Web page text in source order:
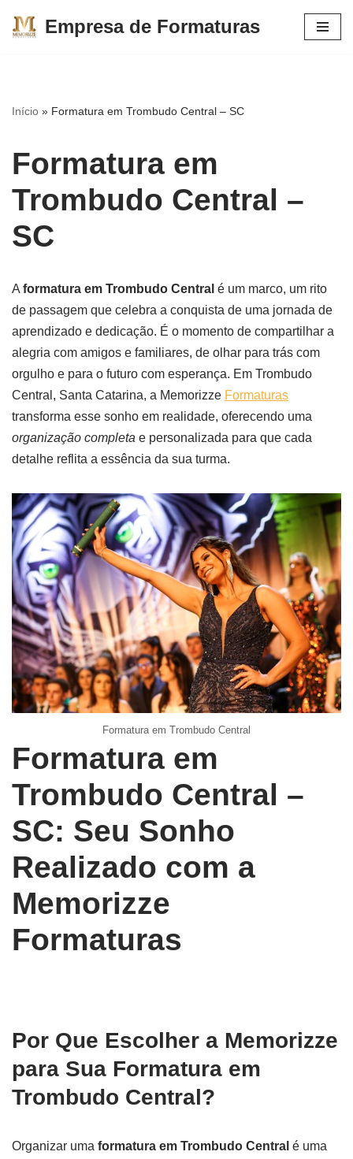
conteúdo
Empresa de Formaturas
Início » Formatura em Trombudo Central – SC
Formatura em
Trombudo Central –
SC
A formatura em Trombudo Central é um marco, um rito
de passagem que celebra a conquista de uma jornada de
aprendizado e dedicação. É o momento de compartilhar a
alegria com amigos e familiares, de olhar para trás com
orgulho e para o futuro com esperança. Em Trombudo
Central, Santa Catarina, a Memorizze Formaturas
transforma esse sonho em realidade, oferecendo uma
organização completa e personalizada para que cada
detalhe reflita a essência da sua turma.
Formatura em Trombudo Central
Formatura em
Trombudo Central –
SC: Seu Sonho
Realizado com a
Memorizze
Formaturas
Por Que Escolher a Memorizze
para Sua Formatura em
Trombudo Central?
Organizar uma formatura em Trombudo Central é uma